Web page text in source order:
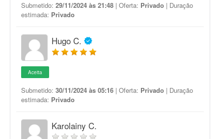
Submetido: 29/11/2024 às 21:48 | Oferta: Privado | Duração
estimada: Privado
Hugo C.
Aceita
Submetido: 30/11/2024 às 05:16 | Oferta: Privado | Duração
estimada: Privado
Karolainy C.